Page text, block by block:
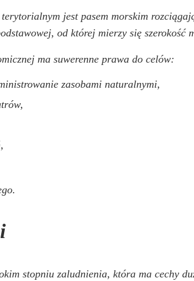
terytorialnym jest pasem morskim
od której mierzy się szerokość
ma suwerenne prawa do celów:
zasobami naturalnymi,
stopniu zaludnienia, która ma cechy